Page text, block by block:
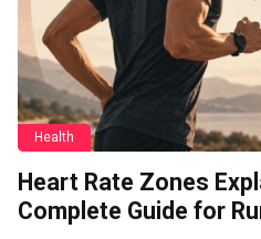
Health
Heart Rate Zones
Complete Guide for